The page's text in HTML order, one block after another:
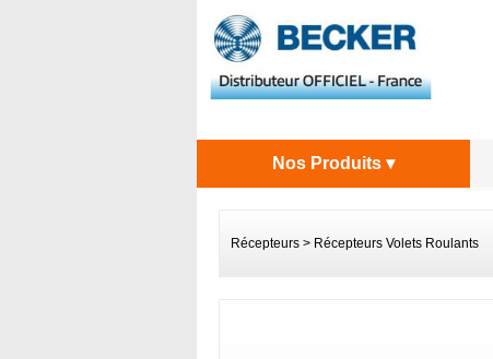
Nos Produits ▾
Récepteurs> Récepteurs Volets Roulants